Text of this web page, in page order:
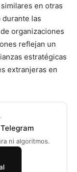
en otras
las
organizaciones
reflejan un
estratégicas
extranjeras en
ni algoritmos.